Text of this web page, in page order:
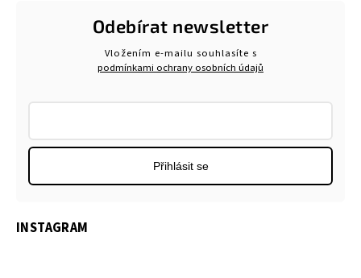
Odebírat newsletter
Vložením e-mailu souhlasíte s
podmínkami ochrany osobních údajů
Přihlásit se
INSTAGRAM